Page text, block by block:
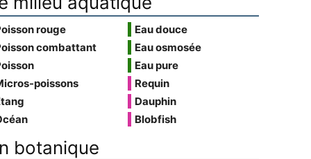
rouge
combattant
poissons
Eau douce
Eau osmosée
Eau pure
Requin
Dauphin
Blobfish
botanique